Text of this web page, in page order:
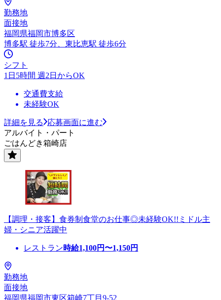
勤務地
面接地
福岡県福岡市博多区
博多駅 徒歩7分、東比恵駅 徒歩6分
シフト
1日5時間 週2日からOK
交通費支給
未経験OK
詳細を見る
応募画面に進む
アルバイト・パート
ごはんどき箱崎店
【調理・接客】食券制食堂のお仕事◎未経験OK!!ミドル主
婦・シニア活躍中
レストラン時給1,100円〜1,150円
勤務地
面接地
福岡県福岡市東区箱崎7丁目9-52